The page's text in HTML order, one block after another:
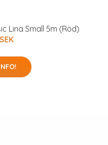
Lina Small 5m (Röd)